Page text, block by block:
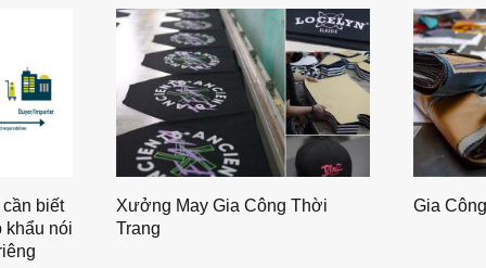
biết
khẩu nói
Xưởng May Gia Công Thời
Trang
Gia